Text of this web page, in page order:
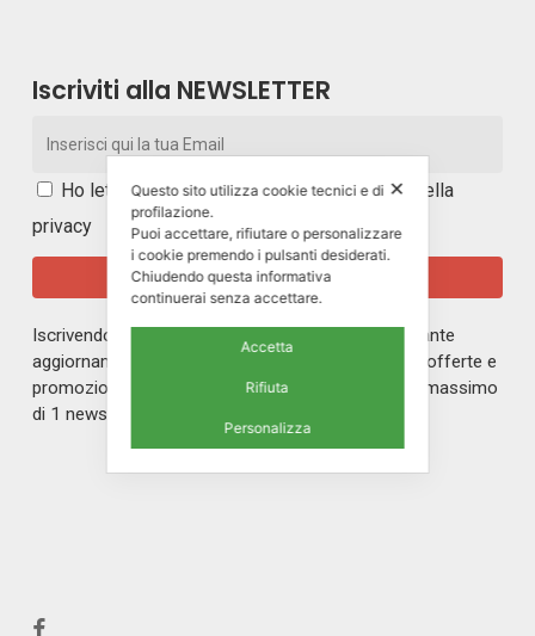
Iscriviti alla NEWSLETTER
Ho letto e accetto itermini e le condizioni della
privacy
Iscrivendoti alla nostra newsletter rimarrai in costante
aggiornamento sul mondo di ERREPI, sulle nuove offerte e
promozioni riservate ai nostri iscritti. Riceverai un massimo
di 1 newsletter al mese.
facebook
✕
Questo sito utilizza cookie tecnici e di
profilazione.
Puoi accettare, rifiutare o personalizzare
i cookie premendo i pulsanti desiderati.
Chiudendo questa informativa
continuerai senza accettare.
Accetta
Rifiuta
Personalizza